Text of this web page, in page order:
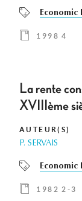
Economic
1998 4
La rente
XVIIIème
AUTEUR(S)
P. SERVAIS
Economic
1982 2-3